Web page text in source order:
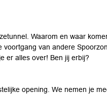
Waarom en waar
van andere
er alles over! Ben jij erbij?
opening. We nemen je